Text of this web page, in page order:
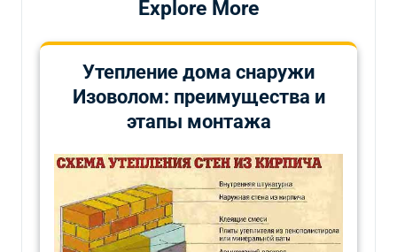
Explore More
Утепление дома снаружи
Изоволом: преимущества и
этапы монтажа